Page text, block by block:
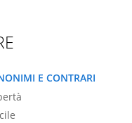
E CONTRARI